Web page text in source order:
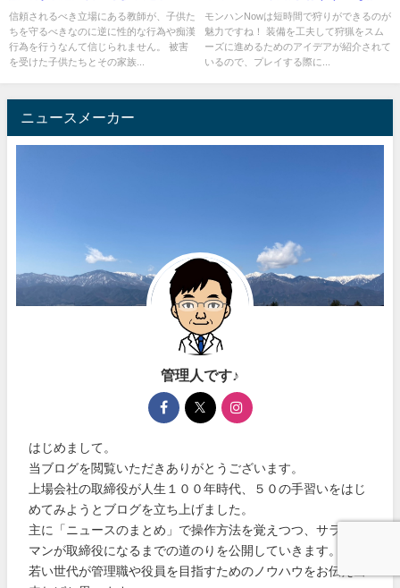
為を行い、３度目の逮捕で懲戒
免職
信頼されるべき立場にある教師が、子供た
ちを守るべきなのに逆に性的な行為や痴漢
行為を行うなんて信じられません。 被害
を受けた子供たちとその家族...
モンハンNowは短時間で狩りができるのが
魅力ですね！ 装備を工夫して狩猟をスム
ーズに進めるためのアイデアが紹介されて
いるので、プレイする際に...
ニュースメーカー
管理人です♪
はじめまして。
当ブログを閲覧いただきありがとうございます。
上場会社の取締役が人生１００年時代、５０の手習いをはじ
めてみようとブログを立ち上げました。
主に「ニュースのまとめ」で操作方法を覚えつつ、サラリー
マンが取締役になるまでの道のりを公開していきます。
若い世代が管理職や役員を目指すためのノウハウをお伝え出